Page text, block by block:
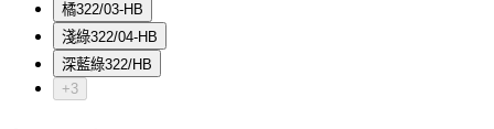
橘322/03-HB
淺綠322/04-HB
深藍綠322/HB
+3